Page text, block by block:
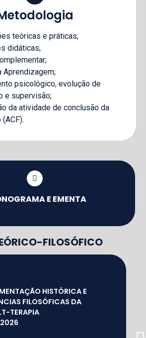
teóricas e práticas;
didáticas;
Aprendizagem;
psicológico, evolução de
e supervisão;
da atividade de conclusão da
E EMENTA
FILOSÓFICO
HISTÓRICA E
FILOSÓFICAS DA
TERAPIA